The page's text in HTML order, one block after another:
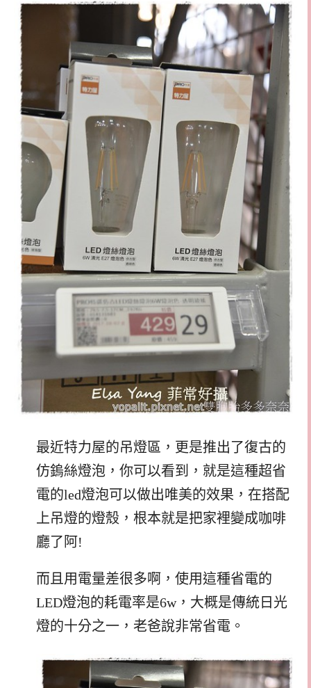
最近特力屋的吊燈區，更是推出了復古的
仿鎢絲燈泡，你可以看到，就是這種超省
電的led燈泡可以做出唯美的效果，在搭配
上吊燈的燈殼，根本就是把家裡變成咖啡
廳了阿!
而且用電量差很多啊，使用這種省電的
LED燈泡的耗電率是6w，大概是傳統日光
燈的十分之一，老爸說非常省電。